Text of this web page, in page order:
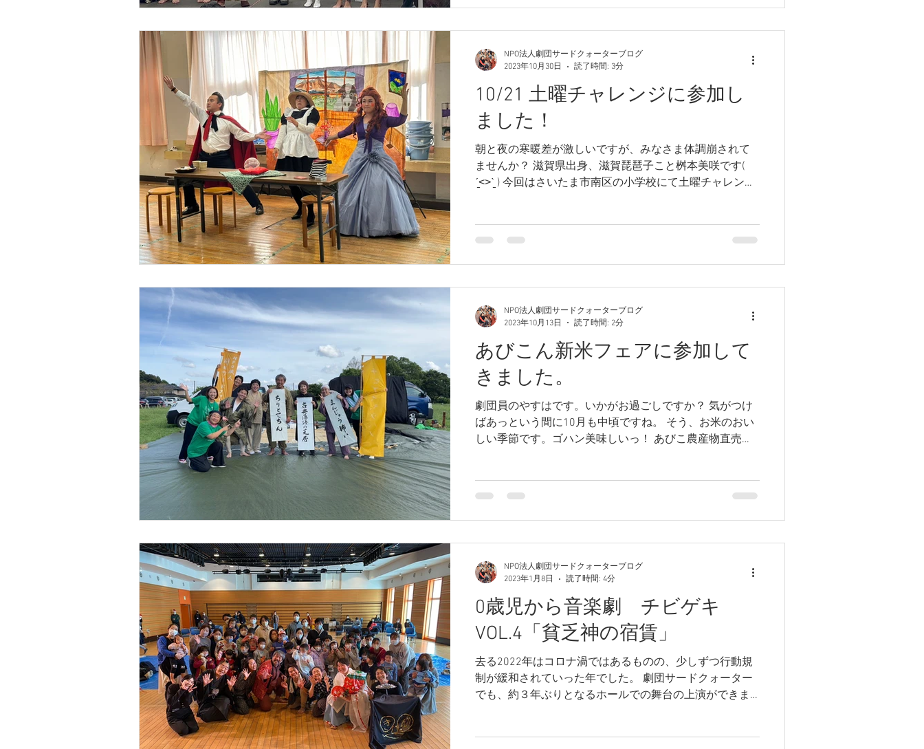
10/21 土曜チャレンジに参加し
ました！
朝と夜の寒暖差が激しいですが、みなさま体調崩されて
ませんか？ 滋賀県出身、滋賀琵琶子こと桝本美咲です(
ˊ̱˂˃ˋ̱ ) 今回はさいたま市南区の小学校にて土曜チャレンジ
NPO法人劇団サードクォーターブログ
2023年10月30日
読了時間: 3分
あびこん新米フェアに参加して
きました。
劇団員のやすはです。いかがお過ごしですか？ 気がつけ
ばあっという間に10月も中頃ですね。 そう、お米のおい
しい季節です。ゴハン美味しいっ！ あびこ農産物直売所
NPO法人劇団サードクォーターブログ
2023年10月13日
読了時間: 2分
0歳児から音楽劇 チビゲキ
VOL.4「​貧乏神の宿賃」
去る2022年はコロナ渦ではあるものの、少しずつ行動規
制が緩和されていった年でした。 劇団サードクォーター
でも、約３年ぶりとなるホールでの舞台の上演ができま
NPO法人劇団サードクォーターブログ
2023年1月8日
読了時間: 4分